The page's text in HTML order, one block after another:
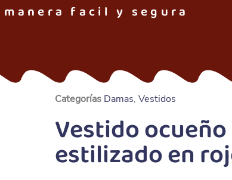
manera facil y segura
Categorías Damas,Vestidos
Vestido
estilizado en